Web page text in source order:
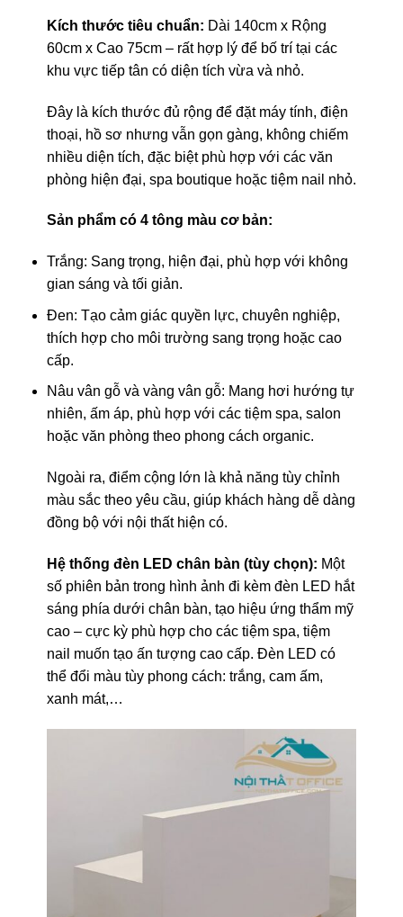
Kích thước tiêu chuẩn: Dài 140cm x Rộng
60cm x Cao 75cm – rất hợp lý để bố trí tại các
khu vực tiếp tân có diện tích vừa và nhỏ.
Đây là kích thước đủ rộng để đặt máy tính, điện
thoại, hồ sơ nhưng vẫn gọn gàng, không chiếm
nhiều diện tích, đặc biệt phù hợp với các văn
phòng hiện đại, spa boutique hoặc tiệm nail nhỏ.
Sản phẩm có 4 tông màu cơ bản:
Trắng: Sang trọng, hiện đại, phù hợp với không
gian sáng và tối giản.
Đen: Tạo cảm giác quyền lực, chuyên nghiệp,
thích hợp cho môi trường sang trọng hoặc cao
cấp.
Nâu vân gỗ và vàng vân gỗ: Mang hơi hướng tự
nhiên, ấm áp, phù hợp với các tiệm spa, salon
hoặc văn phòng theo phong cách organic.
Ngoài ra, điểm cộng lớn là khả năng tùy chỉnh
màu sắc theo yêu cầu, giúp khách hàng dễ dàng
đồng bộ với nội thất hiện có.
Hệ thống đèn LED chân bàn (tùy chọn): Một
số phiên bản trong hình ảnh đi kèm đèn LED hắt
sáng phía dưới chân bàn, tạo hiệu ứng thẩm mỹ
cao – cực kỳ phù hợp cho các tiệm spa, tiệm
nail muốn tạo ấn tượng cao cấp. Đèn LED có
thể đổi màu tùy phong cách: trắng, cam ấm,
xanh mát,…